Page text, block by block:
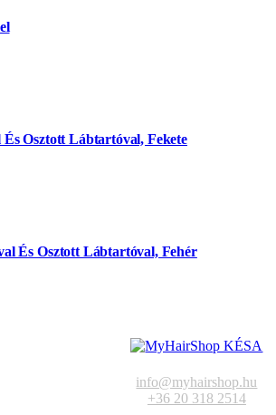
Osztott Lábtartóval, Fekete
És Osztott Lábtartóval, Fehér
info@myhairshop.hu
+36 20 318 2514